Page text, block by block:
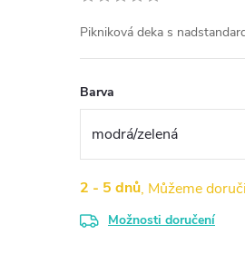
Pikniková deka s
Barva
2 - 5 dnů
Možnosti doručení